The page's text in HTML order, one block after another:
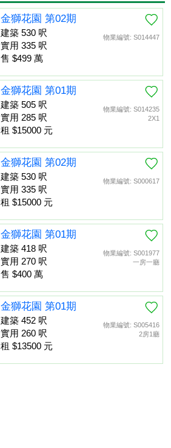
物業編號: S014447
金獅花園 第02期
建築 530 呎
實用 335 呎
售 $499 萬
物業編號: S014235
2X1
金獅花園 第01期
建築 505 呎
實用 285 呎
租 $15000 元
物業編號: S000617
金獅花園 第02期
建築 530 呎
實用 335 呎
租 $15000 元
物業編號: S001977
一房一廳
金獅花園 第01期
建築 418 呎
實用 270 呎
售 $400 萬
物業編號: S005416
2房1廳
金獅花園 第01期
建築 452 呎
實用 260 呎
租 $13500 元